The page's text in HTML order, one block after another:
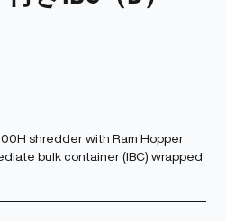
shredder with Ram Hopper
bulk container (IBC) wrapped